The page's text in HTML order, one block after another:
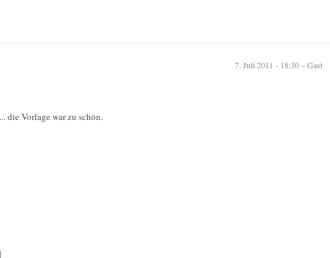
7. Juli 2011 - 18:30 – Gast
die Vorlage war zu schön.